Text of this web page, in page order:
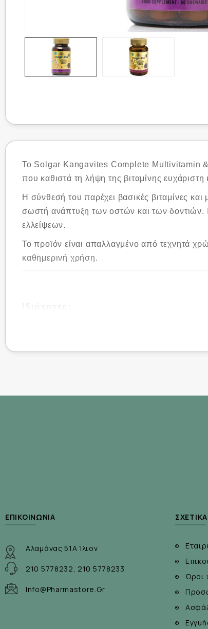
Το Solgar Kangavites Complete Multivitamin &
που καθιστά τη λήψη της βιταμίνης ευχάριστη
Η σύνθεσή του παρέχει βασικές βιταμίνες
σωστή ανάπτυξη των οστών και των δοντιών.
ελλείψεων.
Το προϊόν είναι απαλλαγμένο από τεχνητά
καθημερινή χρήση.
Παιδιά ηλικίας 3 ετών και άνω:
Μασήστε 1 ταμπλέτα ημερησίως, κατά
Συστατικά:
Ανά ταμπλέτα περιέχονται:
ΕΠΙΚΟΙΝΩΝΊΑ
Αλαμάνας 51Α Ίλιον
210 5778232, 210 5778233
Info@pharmastore.gr
Όροι